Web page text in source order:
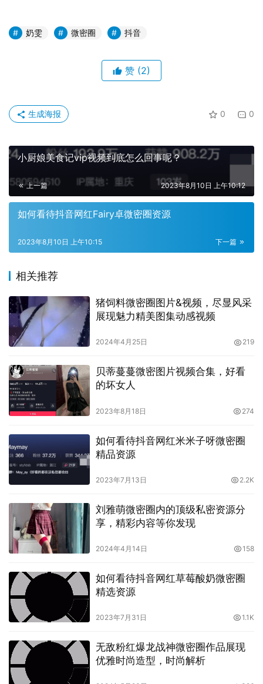
作品集地址：【传送门】♠点击传送门，更多
奶雯微密圈的内容非常丰富多样，包括了美食、营养、健
富，奶雯微密圈会及时发布各种美食资讯和烹饪技巧，还会
分享一些实用的菜谱和烹饪经验，让用户可以轻松学习到各
种美食制作的技巧，提升自己的烹饪水平。
奶雯 微密圈 抖音
赞 (2)
0 0
生成海报
小厨娘美食记vip视频到底怎么回事呢？
上一篇 2023年8月10日 上午10:12
如何看待抖音网红Fairy卓微密圈资源
下一篇
2023年8月10日 上午10:15
相关推荐
猪饲料微密圈图片&视频，尽显风采
展现魅力精美图集动感视频
2024年4月25日 219
贝蒂蔓蔓微密图片视频合集，好看
的坏女人
2023年8月18日 274
如何看待抖音网红米米子呀微密圈
精品资源
2023年7月13日 2.2K
刘雅萌微密圈内的顶级私密资源分
享，精彩内容等你发现
2024年4月14日 158
如何看待抖音网红草莓酸奶微密圈
精选资源
2023年7月31日 1.1K
无敌粉红爆龙战神微密圈作品展现
优雅时尚造型，时尚解析